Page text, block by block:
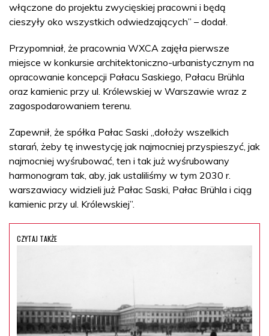
włączone do projektu zwycięskiej pracowni i będą
cieszyły oko wszystkich odwiedzających” – dodał.
Przypomniał, że pracownia WXCA zajęła pierwsze
miejsce w konkursie architektoniczno-urbanistycznym na
opracowanie koncepcji Pałacu Saskiego, Pałacu Brühla
oraz kamienic przy ul. Królewskiej w Warszawie wraz z
zagospodarowaniem terenu.
Zapewnił, że spółka Pałac Saski „dołoży wszelkich
starań, żeby tę inwestycję jak najmocniej przyspieszyć, jak
najmocniej wyśrubować, ten i tak już wyśrubowany
harmonogram tak, aby, jak ustaliliśmy w tym 2030 r.
warszawiacy widzieli już Pałac Saski, Pałac Brühla i ciąg
kamienic przy ul. Królewskiej”.
CZYTAJ TAKŻE